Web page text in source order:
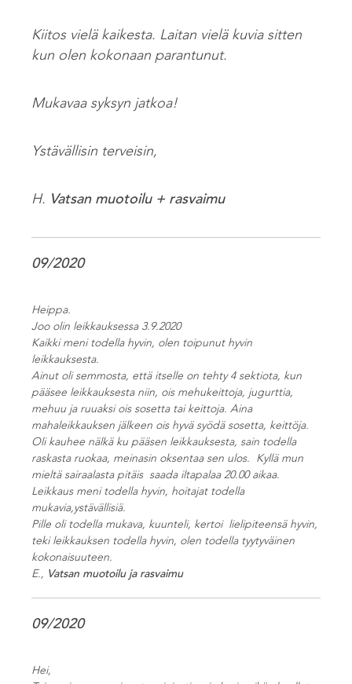
Kiitos vielä kaikesta. Laitan vielä kuvia sitten
kun olen kokonaan parantunut.
Mukavaa syksyn jatkoa!
Ystävällisin terveisin,
H. Vatsan muotoilu + rasvaimu
09/2020
Heippa.
Joo olin leikkauksessa 3.9.2020
Kaikki meni todella hyvin, olen toipunut hyvin
leikkauksesta.
Ainut oli semmosta, että itselle on tehty 4 sektiota, kun
pääsee leikkauksesta niin, ois mehukeittoja, jugurttia,
mehuu ja ruuaksi ois sosetta tai keittoja. Aina
mahaleikkauksen jälkeen ois hyvä syödä sosetta, keittöja.
Oli kauhee nälkä ku pääsen leikkauksesta, sain todella
raskasta ruokaa, meinasin oksentaa sen ulos. Kyllä mun
mieltä sairaalasta pitäis saada iltapalaa 20.00 aikaa.
Leikkaus meni todella hyvin, hoitajat todella
mukavia,ystävällisiä.
Pille oli todella mukava, kuunteli, kertoi lielipiteensä hyvin,
teki leikkauksen todella hyvin, olen todella tyytyväinen
kokonaisuuteen.
E., Vatsan muotoilu ja rasvaimu
09/2020
Hei,